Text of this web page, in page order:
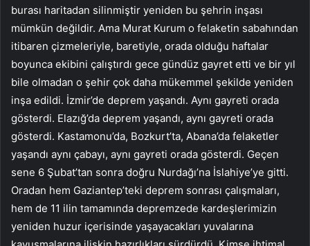
burası haritadan silinmiştir yeniden bu şehrin inşası
mümkün değildir. Ama Murat Kurum o felaketin sabahından
itibaren çizmeleriyle, baretiyle, orada olduğu haftalar
boyunca ekibini çalıştırdı gece gündüz gayret etti ve bir yıl
bile olmadan o şehir çok daha mükemmel şekilde yeniden
inşa edildi. İzmir’de deprem yaşandı. Aynı gayreti orada
gösterdi. Elazığ’da deprem yaşandı, aynı gayreti orada
gösterdi. Kastamonu’da, Bozkurt’ta, Abana’da felaketler
yaşandı aynı çabayı, aynı gayreti orada gösterdi. Geçen
sene 6 Şubat’tan sonra doğru Nurdağı’na İslahiye’ye gitti.
Oradan hem Gaziantep’teki deprem sonrası çalışmaları,
hem de 11 ilin tamamında depremzede kardeşlerimizin
yeniden huzur içerisinde yaşayacakları yuvalarına